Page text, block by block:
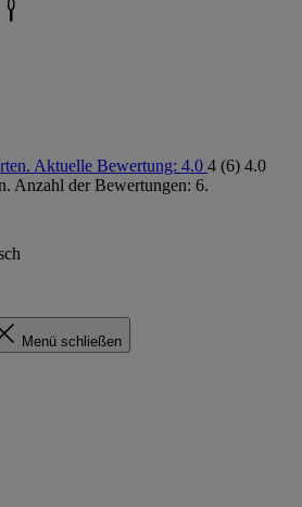
Aktuelle Bewertung: 4.0 4 (6) 4.0
Anzahl der Bewertungen: 6.
Menü schließen